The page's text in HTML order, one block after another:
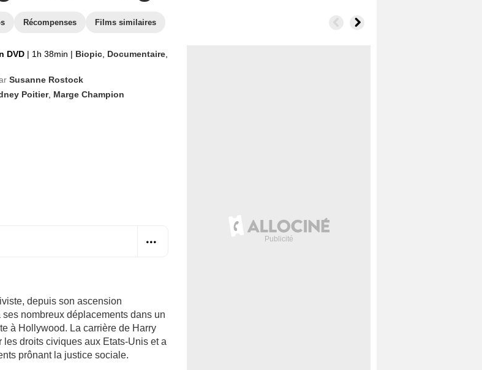
Récompenses Films similaires
DVD | 1h 38min | Biopic Documentaire
Susanne Rostock
Poitier, Marge Champion
depuis son ascension
nombreux déplacements dans un
à Hollywood. La carrière de Harry
droits civiques aux Etats-Unis et a
prônant la justice sociale.